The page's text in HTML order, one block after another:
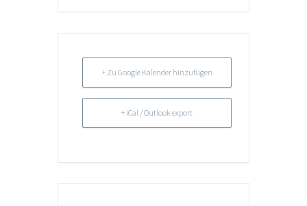
+ Zu Google Kalender hinzufügen
+ iCal / Outlook export